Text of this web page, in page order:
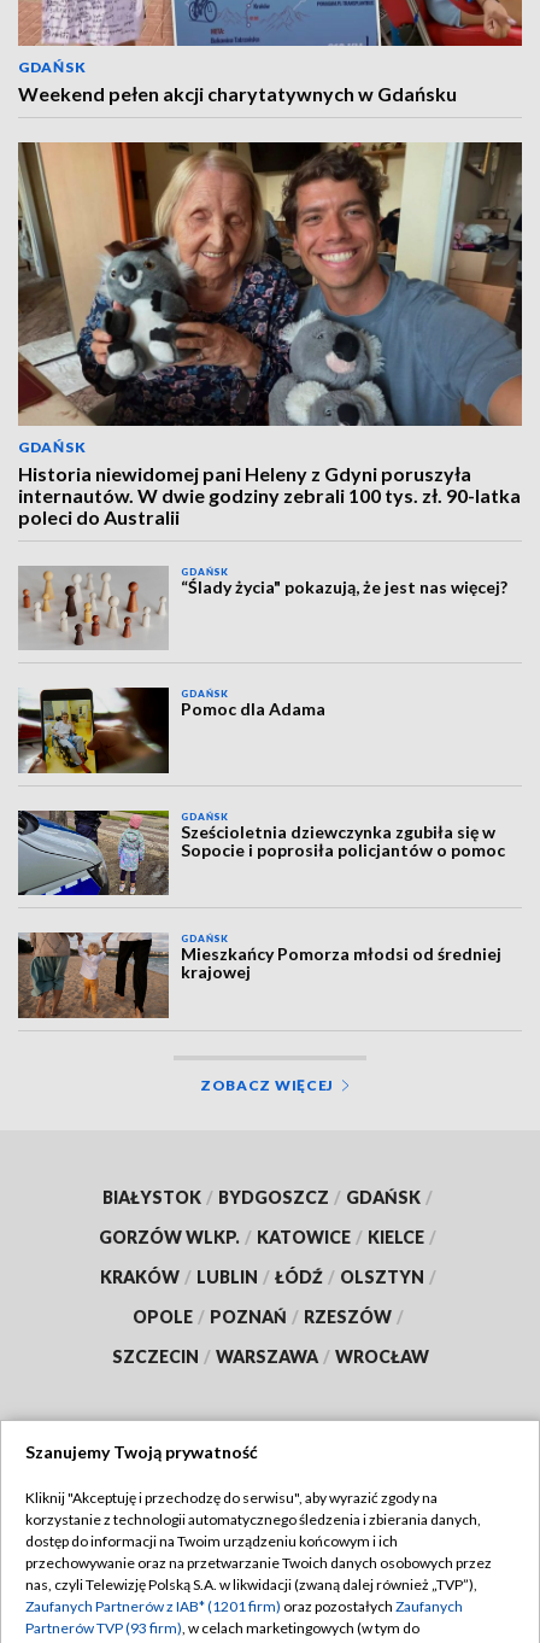
GDAŃSK
Weekend pełen akcji charytatywnych w Gdańsku
GDAŃSK
Historia niewidomej pani Heleny z Gdyni poruszyła
internautów. W dwie godziny zebrali 100 tys. zł. 90-latka
poleci do Australii
GDAŃSK
“Ślady życia" pokazują, że jest nas więcej?
GDAŃSK
Pomoc dla Adama
GDAŃSK
Sześcioletnia dziewczynka zgubiła się w
Sopocie i poprosiła policjantów o pomoc
GDAŃSK
Mieszkańcy Pomorza młodsi od średniej
krajowej
ZOBACZ WIĘCEJ
BIAŁYSTOK / BYDGOSZCZ / GDAŃSK /
GORZÓW WLKP. / KATOWICE / KIELCE /
KRAKÓW / LUBLIN / ŁÓDŹ / OLSZTYN /
OPOLE / POZNAŃ / RZESZÓW /
SZCZECIN / WARSZAWA / WROCŁAW
TVP
Abonament TVP
Emisja w TVP
Regulamin TVP
Polityka prywatności
Szanujemy Twoją prywatność
Kliknij "Akceptuję i przechodzę do serwisu", aby wyrazić zgody na
korzystanie z technologii automatycznego śledzenia i zbierania danych,
dostęp do informacji na Twoim urządzeniu końcowym i ich
przechowywanie oraz na przetwarzanie Twoich danych osobowych przez
nas, czyli Telewizję Polską S.A. w likwidacji (zwaną dalej również „TVP”),
Zaufanych Partnerów z IAB* (1201 firm) oraz pozostałych Zaufanych
Partnerów TVP (93 firm), w celach marketingowych (w tym do